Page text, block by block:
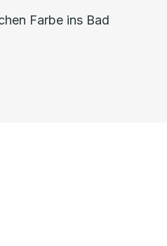
Farbe ins Bad